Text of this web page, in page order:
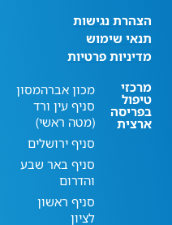
הצהרת נגישות
תנאי שימוש
מדיניות פרטיות
מרכזי
טיפול
בפריסה
ארצית
מכון אברהמסון
סניף עין ורד
(מטה ראשי)
סניף ירושלים
סניף באר שבע
והדרום
סניף ראשון
לציון